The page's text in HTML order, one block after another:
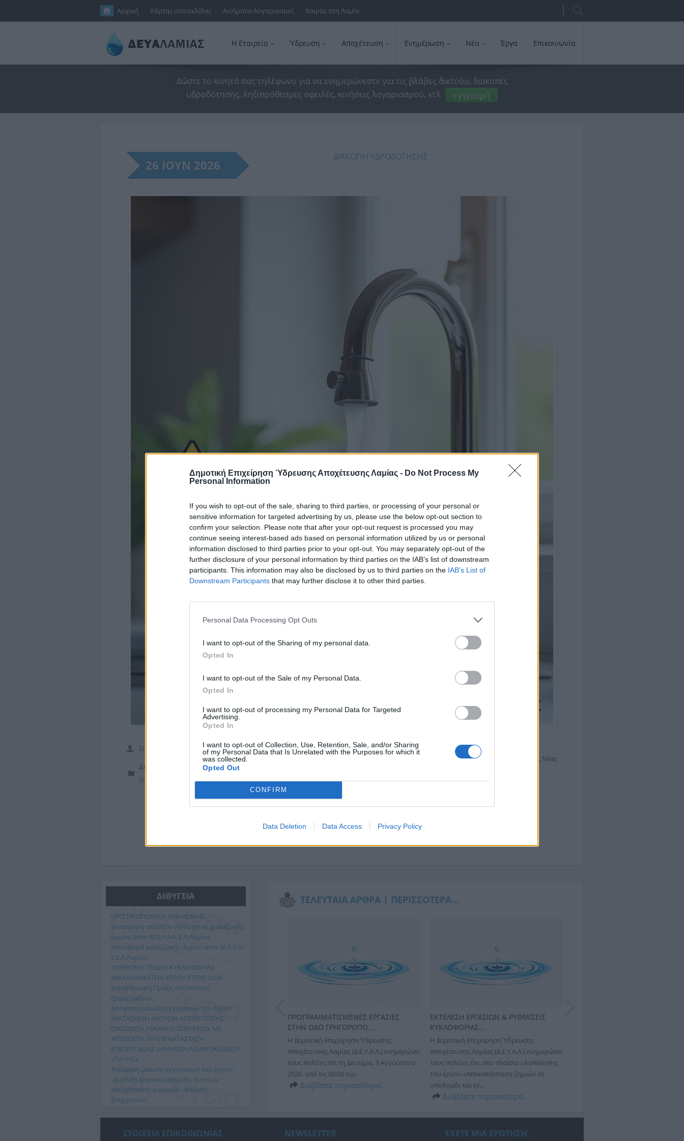
Δημοτική Επιχείρηση Ύδρευσης Αποχέτευσης Λαμίας - Do Not Process My
Personal Information
If you wish to opt-out of the sale, sharing to third parties, or processing of your personal or
sensitive information for targeted advertising by us, please use the below opt-out section to
confirm your selection. Please note that after your opt-out request is processed you may
continue seeing interest-based ads based on personal information utilized by us or personal
information disclosed to third parties prior to your opt-out. You may separately opt-out of the
further disclosure of your personal information by third parties on the IAB’s list of downstream
participants. This information may also be disclosed by us to third parties on the IAB’s List of
Downstream Participants that may further disclose it to other third parties.
Personal Data Processing Opt Outs
I want to opt-out of the Sharing of my personal data.
Opted In
I want to opt-out of the Sale of my Personal Data.
Opted In
I want to opt-out of processing my Personal Data for Targeted
Advertising.
Opted In
I want to opt-out of Collection, Use, Retention, Sale, and/or Sharing
of my Personal Data that Is Unrelated with the Purposes for which it
was collected.
Opted Out
CONFIRM
Data Deletion Data Access Privacy Policy
Παράκαμψη προς το κυρίως περιεχόμενοΑρχική Χάρτης ιστοσελίδας Αιτήματα-Λογαριασμοί Καιρός στη Λαμία
Φόρμα
αναζήτησης
Η Εταιρεία Ύδρευση Αποχέτευση Ενημέρωση Νέα Έργα Επικοινωνία
Δώστε το κινητό σας τηλέφωνο για να ενημερώνεστε για τις βλάβες δικτύου, διακοπές
υδροδότησης, ληξιπρόθεσμες οφειλές, κινήσεις λογαριασμού, κτλ
εγγραφή
26 ΙΟΥΝ 2026
ΔΙΑΚΟΠΗ ΥΔΡΟΔΟΤΗΣΗΣ
Συγγραφέας
Δημοσιεύτηκε
Ανακοινώσεις
Η Δημοτική Επιχείρηση Ύδρευσης Αποχέτευσης Λαμίας (Δ.Ε.Υ.Α.Λ.) ανακοινώνει ότι
Παρασκευή 26 Ιουνίου 2026,
λόγω βλάβης υπάρχει διακοπή της υδροδότησης στη συνοικία της Νέας
Η επαναφορά της υδροδότησης υπολογίζεται κατά τις 15:00.
Σας ευχαριστούμε πολύ για την κατανόηση σας.
ΔΙ@ΥΓΕΙΑ
ΟΡΙΣΤΙΚΟΠΟΙΗΣΗ ΠΛΗΡΩΜΗΣ
Μεταφορά επιπλέον ποσότητας χαλαζιακής
άμμου στην Μ.Ε.Υ.Α/Ε.Ε.Λ Λαμίας
Μεταφορά χαλαζιακής άμμου στην Μ.Ε.Υ.Α/
Ε.Ε.Λ Λαμίας
ΠΛΗΡΩΜΗ ΤΕΛΩΝ ΚΥΚΛΟΦΟΡΙΑΣ
ΜΗΧΑΝΗΜΑΤΩΝ ΕΡΓΟΥ ΕΤΟΥΣ 2026
Διαπιστωτική Πράξη Απόσπασης
Εργαζομένου.
Απόφαση μείωση εγγυήσεων του έργου:
«ΚΑΤΑΣΚΕΥΗ ΔΙΚΤΥΩΝ ΑΠΟΧΕΤΕΥΣΗΣ
ΟΙΚΙΣΜΩΝ ΛΕΚΑΝΗΣ ΣΠΕΡΧΕΙΟΥ ΜΕ
ΑΠΟΔΕΚΤΗ ΤΗΝ ΕΓΚΑΤΑΣΤΑΣΗ
ΕΠΕΞΕΡΓΑΣΙΑΣ ΛΥΜΑΤΩΝ ΛΕΙΑΝΟΚΛΑΔΙΟΥ -
ΥΠΑΤΗΣ»
Απόφαση μείωση εγγυήσεων του έργου:
«Συνοδά έργα κατασκευής δικτύων
αποχέτευσης οικισμών Λεκάνης
Σπερχειού».
μονάδας ΙΟΝ στο δημοτικό δίκτυο της Τ.Κ.
Αυλακίου.
ΤΕΛΕΥΤΑΙΑ ΑΡΘΡΑ | ΠΕΡΙΣΣΟΤΕΡΑ...
απαραίτητων εργασιών για αποκατάσταση
βλάβης στο δίκτυο ύδρευσης, θα γίνει
διακοπή νερού στην τοπική κοινότητα
ΔΙΑΚΟΠΗ ΥΔΡΟΔΟΤΗΣΗΣ
Η Δημοτική Επιχείρηση Ύδρευσης
Αποχέτευσης Λαμίας (Δ.Ε.Υ.Α.Λ.)
ανακοινώνει ότι σήμερα, Παρασκευή 26
διακοπή της υδροδότησης στη συ...
Διαβάστε περισσότερα…
ΠΡΟΓΡΑΜΜΑΤΙΣΜΕΝΕΣ ΕΡΓΑΣΙΕΣ
ΣΤΗΝ ΟΔΟ ΓΡΗΓΟΡΟΠΟ...
Η Δημοτική Επιχείρηση Ύδρευσης
Αποχέτευσης Λαμίας (Δ.Ε.Υ.Α.Λ.) ενημερώνει
τους πολίτες ότι τη Δευτέρα, 3 Αυγούστου
2026, από τις 08:00 π.μ.
Διαβάστε περισσότερα…
ΕΚΤΕΛΕΣΗ ΕΡΓΑΣΙΩΝ & ΡΥΘΜΙΣΕΙΣ
ΚΥΚΛΟΦΟΡΙΑΣ...
Η Δημοτική Επιχείρηση Ύδρευσης
Αποχέτευσης Λαμίας (Δ.Ε.Υ.Α.Λ.) ενημερώνει
τους πολίτες ότι, στο πλαίσιο υλοποίησης
του έργου «Αποκατάσταση ζημιών σε
υποδομές και εγ...
Διαβάστε περισσότερα…
ΣΤΟΙΧΕΙΑ ΕΠΙΚΟΙΝΩΝΙΑΣ NEWSLETTER ΕΧΕΤΕ ΜΙΑ ΕΡΩΤΗΣΗ;